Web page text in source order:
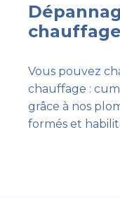
chauffage
Vous pouvez
chauffage :
grâce à nos
formés et